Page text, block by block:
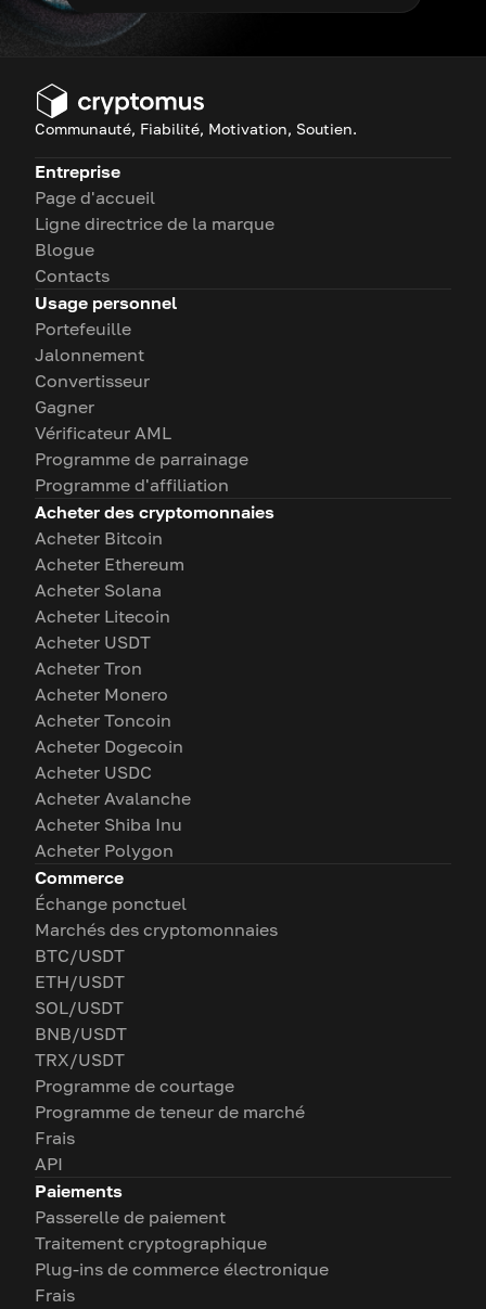
Communauté, Fiabilité, Motivation, Soutien.
Entreprise
Page d'accueil
Ligne directrice de la marque
Blogue
Contacts
Usage personnel
Portefeuille
Jalonnement
Convertisseur
Gagner
Vérificateur AML
Programme de parrainage
Programme d'affiliation
Acheter des cryptomonnaies
Acheter Bitcoin
Acheter Ethereum
Acheter Solana
Acheter Litecoin
Acheter USDT
Acheter Tron
Acheter Monero
Acheter Toncoin
Acheter Dogecoin
Acheter USDC
Acheter Avalanche
Acheter Shiba Inu
Acheter Polygon
Commerce
Échange ponctuel
Marchés des cryptomonnaies
BTC/USDT
ETH/USDT
SOL/USDT
BNB/USDT
TRX/USDT
Programme de courtage
Programme de teneur de marché
Frais
API
Paiements
Passerelle de paiement
Traitement cryptographique
Plug-ins de commerce électronique
Frais